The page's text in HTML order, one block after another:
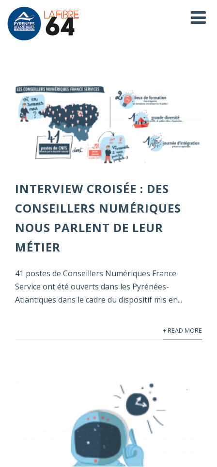
INTERVIEW CROISÉE : DES
CONSEILLERS NUMÉRIQUES
NOUS PARLENT DE LEUR
MÉTIER
41 postes de Conseillers Numériques France
Service ont été ouverts dans les Pyrénées-
Atlantiques dans le cadre du dispositif mis en...
+ READ MORE